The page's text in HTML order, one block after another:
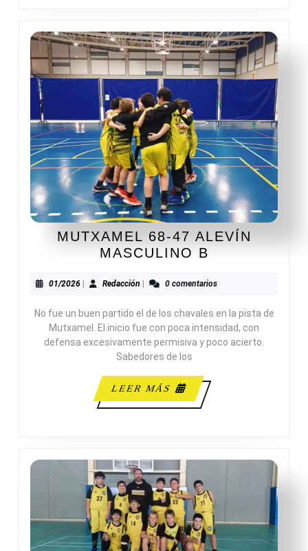
MUTXAMEL 68-47 ALEVÍN
MASCULINO B
47
MASCULINO
B
01/202601/2026RedacciónRedacción0 comentarios
No fue un buen partido el de los chavales en la pista de
Mutxamel. El inicio fue con poca intensidad, con
defensa excesivamente permisiva y poco acierto.
Sabedores de los
LEER MÁS
LEER
MÁS